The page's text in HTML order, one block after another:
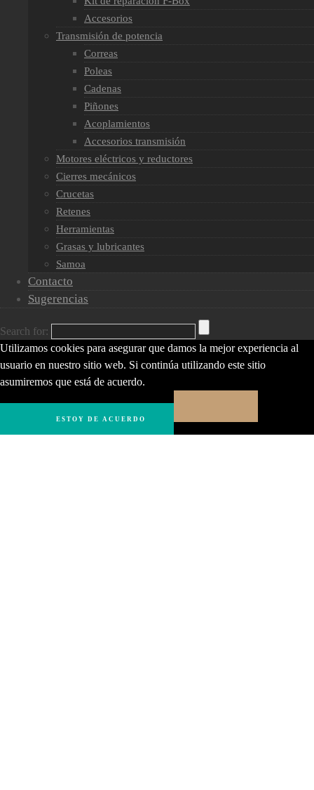
Accesorios
Transmisión de potencia
Correas
Poleas
Cadenas
Piñones
Acoplamientos
Accesorios transmisión
Motores eléctricos y reductores
Cierres mecánicos
Crucetas
Retenes
Herramientas
Grasas y lubricantes
Samoa
Contacto
Sugerencias
Search for:
Utilizamos cookies para asegurar que damos la mejor experiencia al
usuario en nuestro sitio web. Si continúa utilizando este sitio
asumiremos que está de acuerdo.
ESTOY DE ACUERDO